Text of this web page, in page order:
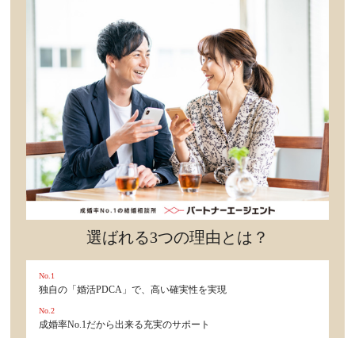
心の処方箋
カルチャー・トレンド・芸能
驚き
選ばれる3つの理由とは？
No.1
独自の「婚活PDCA」で、高い確実性を実現
No.2
成婚率No.1だから出来る充実のサポート